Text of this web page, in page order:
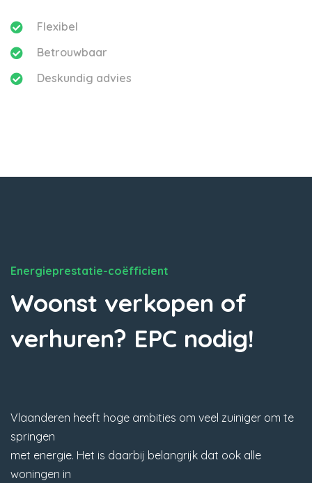
Flexibel
Betrouwbaar
Deskundig advies
Energieprestatie-coëfficient
Woonst verkopen of
verhuren? EPC nodig!
Vlaanderen heeft hoge ambities om veel zuiniger om te
springen
met energie. Het is daarbij belangrijk dat ook alle
woningen in